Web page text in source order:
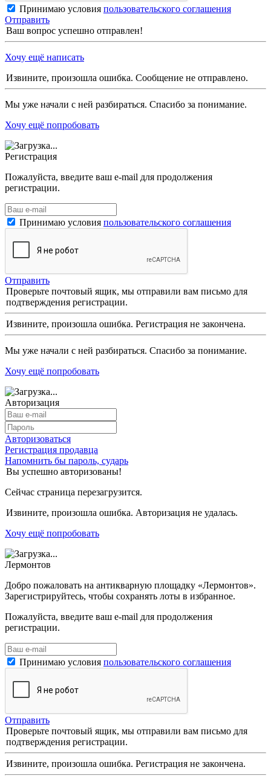
Принимаю условия пользовательского соглашения
Отправить
Ваш вопрос успешно отправлен!
Хочу ещё написать
Извините, произошла ошибка. Сообщение не отправлено.
Мы уже начали с ней разбираться. Спасибо за понимание.
Хочу ещё попробовать
Регистрация
Пожалуйста, введите ваш e-mail для продолжения
регистрации.
Принимаю условия пользовательского соглашения
Отправить
Проверьте почтовый ящик, мы отправили вам письмо для
подтверждения регистрации.
Извините, произошла ошибка. Регистрация не закончена.
Мы уже начали с ней разбираться. Спасибо за понимание.
Хочу ещё попробовать
Авторизация
Авторизоваться
Регистрация продавца
Напомнить бы пароль, сударь
Вы успешно авторизованы!
Сейчас страница перезагрузится.
Извините, произошла ошибка. Авторизация не удалась.
Хочу ещё попробовать
Лермонтов
Добро пожаловать на антикварную площадку «Лермонтов».
Зарегистрируйтесь, чтобы сохранять лоты в избранное.
Пожалуйста, введите ваш e-mail для продолжения
регистрации.
Принимаю условия пользовательского соглашения
Отправить
Проверьте почтовый ящик, мы отправили вам письмо для
подтверждения регистрации.
Извините, произошла ошибка. Регистрация не закончена.